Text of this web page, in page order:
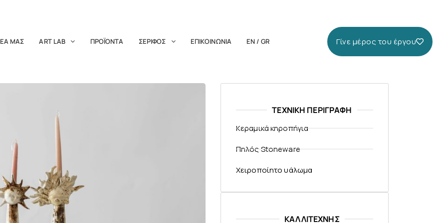
ΜΑΣ ART LAB ΠΡΟΪΟΝΤΑ ΣΕΡΙΦΟΣ ΕΠΙΚΟΙΝΩΝΙΑ EN / GR Γίνε μέρος του έργου
ΤΕΧΝΙΚΗ ΠΕΡΙΓΡΑΦΗ
Κεραμικά κηροπήγια
Πηλός Stoneware
Χειροποίητο υάλωμα
ΚΑΛΛΙΤΕΧΝΗΣ